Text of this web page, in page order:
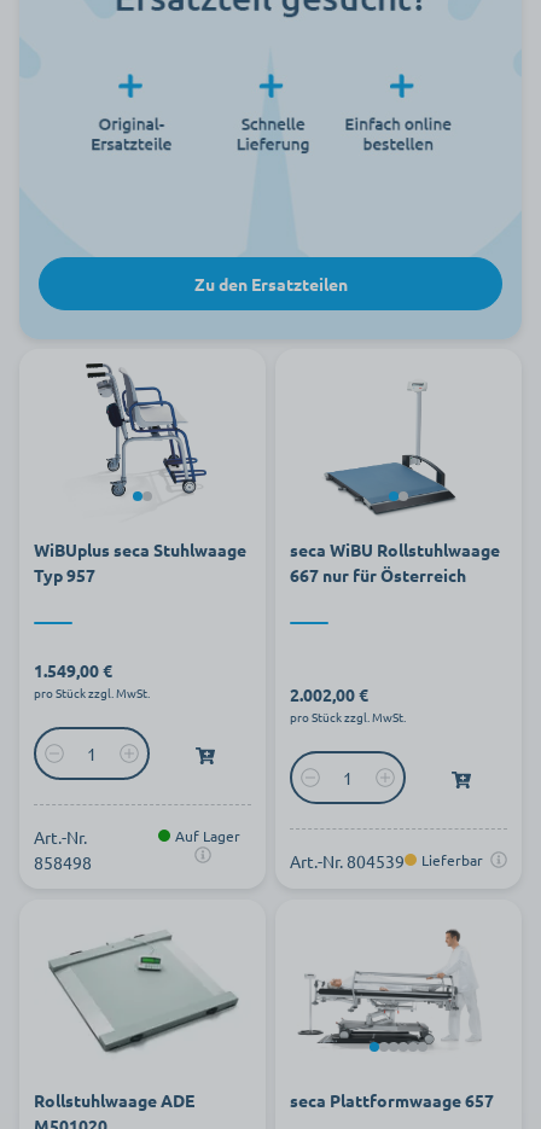
Zu den Ersatzteilen
WiBUplus seca Stuhlwaage
Typ 957
1.549,00 €
pro Stück zzgl. MwSt.
Art.-Nr.
858498
Auf Lager
seca WiBU Rollstuhlwaage
667 nur für Österreich
2.002,00 €
pro Stück zzgl. MwSt.
Art.-Nr. 804539 Lieferbar
Rollstuhlwaage ADE
seca Plattformwaage 657